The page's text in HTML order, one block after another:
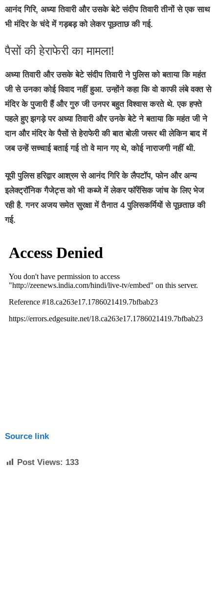
आनंद गिरि, अध्या तिवारी और उसके बेटे संदीप तिवारी तीनों से एक साथ
भी मंदिर के चंदे में गड़बड़ को लेकर पूछताछ की गई.
पैसों की हेराफेरी का मामला!
अध्या तिवारी और उसके बेटे संदीप तिवारी ने पुलिस को बताया कि महंत
जी से उनका कोई विवाद नहीं हुआ. उन्होंने कहा कि वो काफी लंबे वक्त से
मंदिर के पुजारी हैं और गुरु जी उनपर बहुत विश्वास करते थे. एक हफ्ते
पहले हुए झगड़े पर अध्या तिवारी और उनके बेटे ने बताया कि महंत जी ने
दान और मंदिर के पैसों से हेराफेरी की बात बोली जरूर थी लेकिन बाद में
जब उन्हें सच्चाई बताई गई तो वे मान गए थे, कोई नाराजगी नहीं थी.
यूपी पुलिस हरिद्वार आश्रम से आनंद गिरि के लैपटॉप, फोन और अन्य
इलेक्ट्रॉनिक गैजेट्स को भी कब्जे में लेकर फॉरेंसिक जांच के लिए भेज
रही है. गनर अजय समेत सुरक्षा में तैनात 4 पुलिसकर्मियों से पूछताछ की
गई.
Source link
Post Views: 133